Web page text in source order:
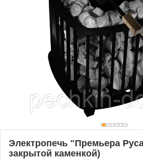
Электропечь "Премьера
закрытой каменкой)